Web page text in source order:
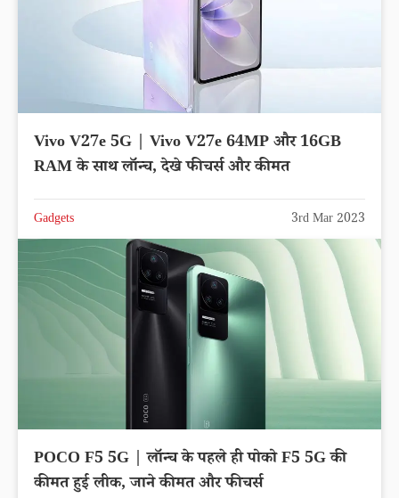
Vivo V27e 5G | Vivo V27e 64MP और 16GB
RAM के साथ लॉन्च, देखे फीचर्स और कीमत
Gadgets 3rd Mar 2023
POCO F5 5G | लॉन्च के पहले ही पोको F5 5G की
कीमत हुई लीक, जाने कीमत और फीचर्स